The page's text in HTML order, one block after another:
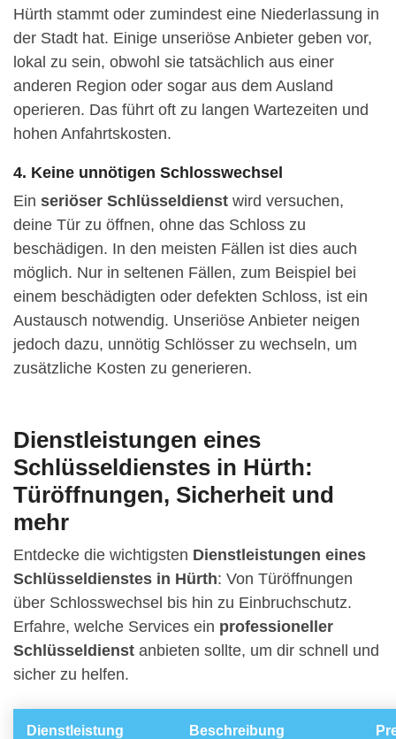
Hürth stammt oder zumindest eine Niederlassung in
der Stadt hat. Einige unseriöse Anbieter geben vor,
lokal zu sein, obwohl sie tatsächlich aus einer
anderen Region oder sogar aus dem Ausland
operieren. Das führt oft zu langen Wartezeiten und
hohen Anfahrtskosten.
4. Keine unnötigen Schlosswechsel
Ein seriöser Schlüsseldienst wird versuchen,
deine Tür zu öffnen, ohne das Schloss zu
beschädigen. In den meisten Fällen ist dies auch
möglich. Nur in seltenen Fällen, zum Beispiel bei
einem beschädigten oder defekten Schloss, ist ein
Austausch notwendig. Unseriöse Anbieter neigen
jedoch dazu, unnötig Schlösser zu wechseln, um
zusätzliche Kosten zu generieren.
Dienstleistungen eines
Schlüsseldienstes in Hürth:
Türöffnungen, Sicherheit und
mehr
Entdecke die wichtigsten Dienstleistungen eines
Schlüsseldienstes in Hürth: Von Türöffnungen
über Schlosswechsel bis hin zu Einbruchschutz.
Erfahre, welche Services ein professioneller
Schlüsseldienst anbieten sollte, um dir schnell und
sicher zu helfen.
Dienstleistung Beschreibung